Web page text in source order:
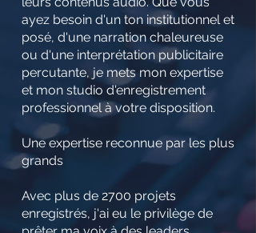
ayez besoin d'un ton institutionnel et
posé, d'une narration chaleureuse
ou d'une interprétation publicitaire
percutante, je mets mon expertise
et mon studio d'enregistrement
professionnel à votre disposition.
Une expertise reconnue par les plus
grands
Avec plus de 2700 projets
enregistrés, j'ai eu le privilège de